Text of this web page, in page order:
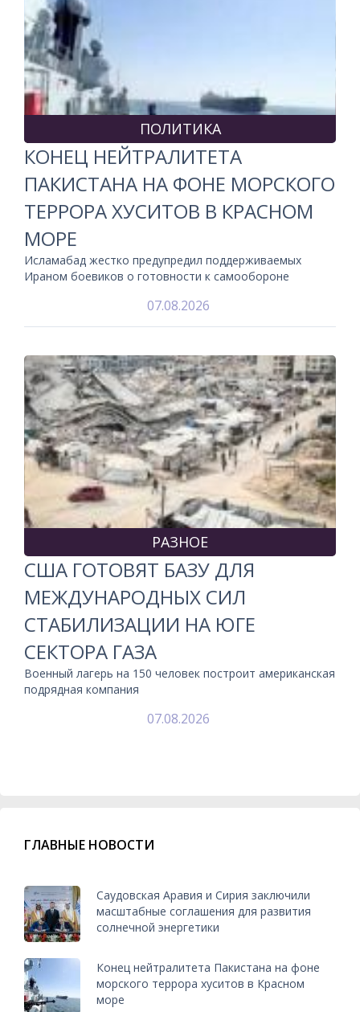
ПОЛИТИКА
КОНЕЦ НЕЙТРАЛИТЕТА
ПАКИСТАНА НА ФОНЕ МОРСКОГО
ТЕРРОРА ХУСИТОВ В КРАСНОМ
МОРЕ
Исламабад жестко предупредил поддерживаемых
Ираном боевиков о готовности к самообороне
07.08.2026
РАЗНОЕ
США ГОТОВЯТ БАЗУ ДЛЯ
МЕЖДУНАРОДНЫХ СИЛ
СТАБИЛИЗАЦИИ НА ЮГЕ
СЕКТОРА ГАЗА
Военный лагерь на 150 человек построит американская
подрядная компания
07.08.2026
ГЛАВНЫЕ НОВОСТИ
Саудовская Аравия и Сирия заключили
масштабные соглашения для развития
солнечной энергетики
Конец нейтралитета Пакистана на фоне
морского террора хуситов в Красном
море